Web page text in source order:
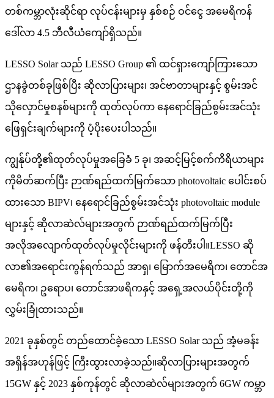
တစ်ကမ္ဘာလုံးဆိုင်ရာ လုပ်ငန်းများမှ နှစ်စဉ် ဝင်ငွေ အမေရိကန်
ဒေါ်လာ 4.5 ဘီလီယံကျော်ရှိသည်။
LESSO Solar သည် LESSO Group ၏ ထင်ရှားကျော်ကြားသော
ဌာနခွဲတစ်ခုဖြစ်ပြီး ဆိုလာပြားများ၊ အင်ဗာတာများနှင့် စွမ်းအင်
သိုလှောင်မှုစနစ်များကို ထုတ်လုပ်ကာ နေရောင်ခြည်စွမ်းအင်သုံး
ဖြေရှင်းချက်များကို ပံ့ပိုးပေးပါသည်။
ကျွန်ုပ်တို့၏ထုတ်လုပ်မှုအခြေခံ 5 ခု၊ အဆင့်မြင့်စက်ကိရိယာများ
ကိုမိတ်ဆက်ပြီး ဉာဏ်ရည်ထက်မြက်သော photovoltaic ပေါင်းစပ်
ထားသော BIPV၊ နေရောင်ခြည်စွမ်းအင်သုံး photovoltaic module
များနှင့် ဆိုလာဆဲလ်များအတွက် ဉာဏ်ရည်ထက်မြက်ပြီး
အလိုအလျောက်ထုတ်လုပ်မှုလိုင်းများကို ဖန်တီးပါ။LESSO ဆို
လာ၏အရောင်းကွန်ရက်သည် အာရှ၊ မြောက်အမေရိက၊ တောင်အ
မေရိက၊ ဥရောပ၊ တောင်အာဖရိကနှင့် အရှေ့အလယ်ပိုင်းတို့ကို
လွှမ်းခြုံထားသည်။
2021 ခုနှစ်တွင် တည်ထောင်ခဲ့သော LESSO Solar သည် အံ့မခန်း
အရှိန်အဟုန်ဖြင့် ကြီးထွားလာခဲ့သည်။ဆိုလာပြားများအတွက်
15GW နှင့် 2023 နှစ်ကုန်တွင် ဆိုလာဆဲလ်များအတွက် 6GW ကမ္ဘာ